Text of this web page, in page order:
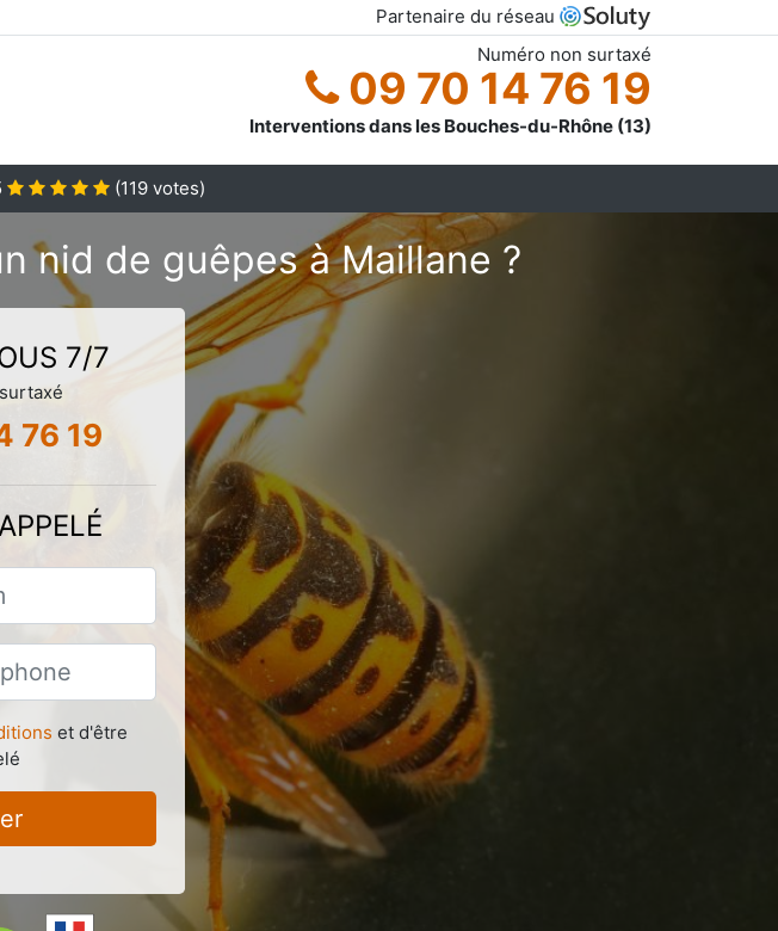
Partenaire du réseau
Numéro non surtaxé
09 70 14 76 19
Interventions dans les Bouches-du-Rhône (13)
(119 votes)
nid de guêpes à Maillane ?
7/7
76 19
et d'être